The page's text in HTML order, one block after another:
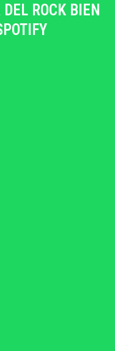
ROCK BIEN